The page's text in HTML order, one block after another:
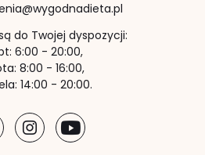
do Twojej dyspozycji:
6:00 - 20:00,
8:00 - 16:00,
14:00 - 20:00.